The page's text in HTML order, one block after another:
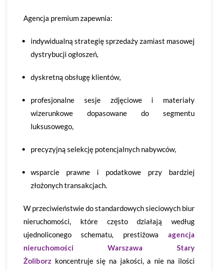
Agencja premium zapewnia:
indywidualną strategię sprzedaży zamiast masowej
dystrybucji ogłoszeń,
dyskretną obsługę klientów,
profesjonalne sesje zdjęciowe i materiały
wizerunkowe dopasowane do segmentu
luksusowego,
precyzyjną selekcję potencjalnych nabywców,
wsparcie prawne i podatkowe przy bardziej
złożonych transakcjach.
W przeciwieństwie do standardowych sieciowych biur
nieruchomości, które często działają według
ujednoliconego schematu, prestiżowa agencja
nieruchomości Warszawa Stary
Żoliborz koncentruje się na jakości, a nie na ilości